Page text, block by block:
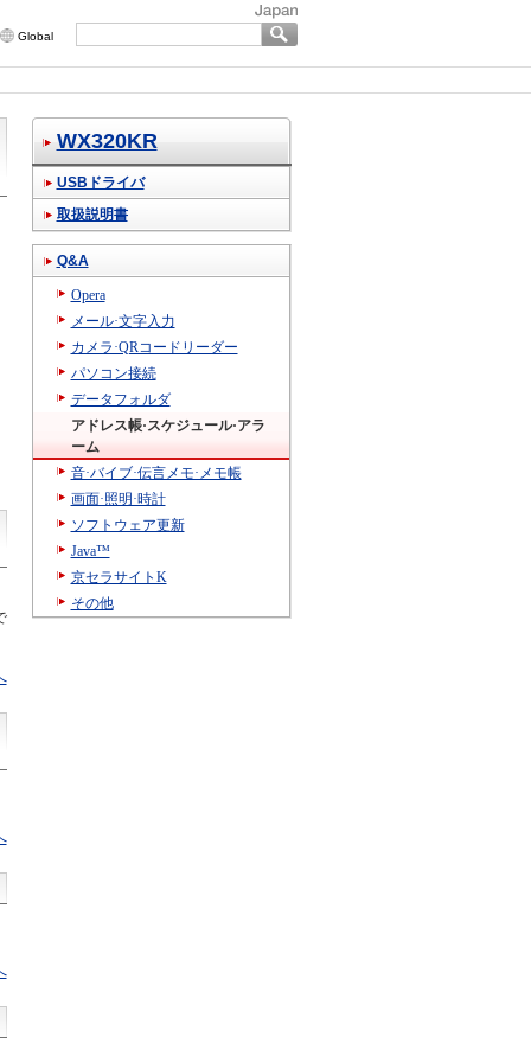
Global
WX320KR
USBドライバ
取扱説明書
Q&A
Opera
メール·文字入力
カメラ·QRコードリーダー
パソコン接続
データフォルダ
アドレス帳·スケジュール·アラ
ーム
音·バイブ·伝言メモ·メモ帳
画面·照明·時計
ソフトウェア更新
Java™
京セラサイトK
その他